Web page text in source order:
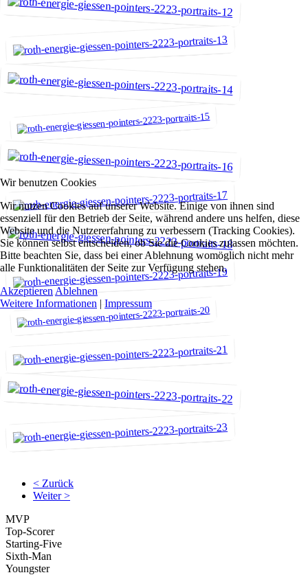
< Zurück
Weiter >
MVP
Top-Scorer
Starting-Five
Sixth-Man
Youngster
Wir benutzen Cookies
Wir nutzen Cookies auf unserer Website. Einige von ihnen sind
essenziell für den Betrieb der Seite, während andere uns helfen, diese
Website und die Nutzererfahrung zu verbessern (Tracking Cookies).
Sie können selbst entscheiden, ob Sie die Cookies zulassen möchten.
Bitte beachten Sie, dass bei einer Ablehnung womöglich nicht mehr
alle Funktionalitäten der Seite zur Verfügung stehen.
Akzeptieren Ablehnen
Weitere Informationen | Impressum